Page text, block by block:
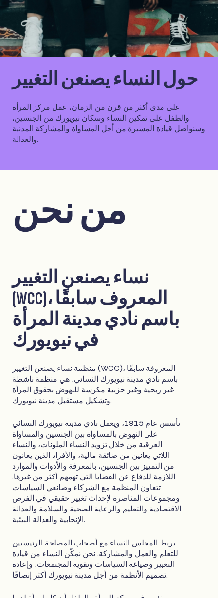
حول النساء يصنعن التغيير
على مدى أكثر من قرن من الزمان، عمل مركز المرأة
والطفل على تمكين النساء وسكان نيويورك من الجنسين،
وسنواصل قيادة المسيرة من أجل المساواة والمشاركة المدنية
والعدالة.
من نحن
نساء يصنعن التغيير
(WCC)، المعروف سابقًا
باسم نادي مدينة المرأة
في نيويورك
منظمة نساء يصنعن التغيير (WCC)، المعروفة سابقًا
باسم نادي مدينة نيويورك النسائي، هي منظمة ناشطة
غير ربحية وغير حزبية مكرسة للنهوض بحقوق المرأة
وتشكيل مستقبل مدينة نيويورك.
تأسس عام 1915، ويعمل نادي مدينة نيويورك النسائي
على النهوض بالمساواة بين الجنسين والمساواة
العرقية من خلال تزويد النساء الملونات، والنساء
اللاتي يعانين من ضائقة مالية، والأفراد الذين يعانون
من التمييز بين الجنسين، بالمعرفة والأدوات والموارد
اللازمة للدفاع عن القضايا التي تهمهم أكثر من غيرها.
تتعاون المنظمة مع الشركاء وصانعي السياسات
ومجموعات المناصرة لإحداث تغيير حقيقي في الفرص
الاقتصادية والتعليم والرعاية الصحية والسلامة والعدالة
الإنجابية والعدالة البيئية.
يربط المجلس النساء مع أصحاب المصلحة الرئيسيين
للتعلم والعمل والمشاركة. نحن نمكّن النساء من قيادة
التغيير وصياغة السياسات وتقوية المجتمعات، وإعادة
تصميم الأنظمة من أجل مدينة نيويورك أكثر إنصافًا.